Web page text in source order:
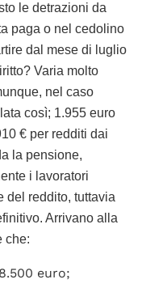
le detrazioni da
paga o nel cedolino
dal mese di luglio
Varia molto
nel caso
così; 1.955 euro
€ per redditi dai
la pensione,
i lavoratori
del reddito, tuttavia
Arrivano alla
che:
euro;